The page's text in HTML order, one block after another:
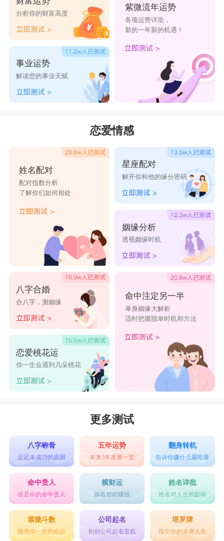
分析你的财富高度
事业运势
解读您的事业天赋
紫微流年运势
各项运势详批，
新的一年新的机遇！
恋爱情感
姓名配对
配对指数分析
了解你们如何相处
八字合婚
合八字，测姻缘
恋爱桃花运
你一生会遇到几朵桃花
星座配对
解开你和他的缘分密码
姻缘分析
透视姻缘时机
命中注定另一半
单身姻缘大解析
适时把握脱单时机和方法
更多测试
八字称骨
迟迟未成功的原因
五年运势
未来5年发展一览
翻身转机
告诉你赚什么最吃香
命中贵人
谁是你的命中贵人
横财运
躺着都能赚钱
姓名详批
姓名对人生的影响
紫微斗数
预测你一生的命运
公司起名
初创公司起名玄机
塔罗牌
指引你的未来人生